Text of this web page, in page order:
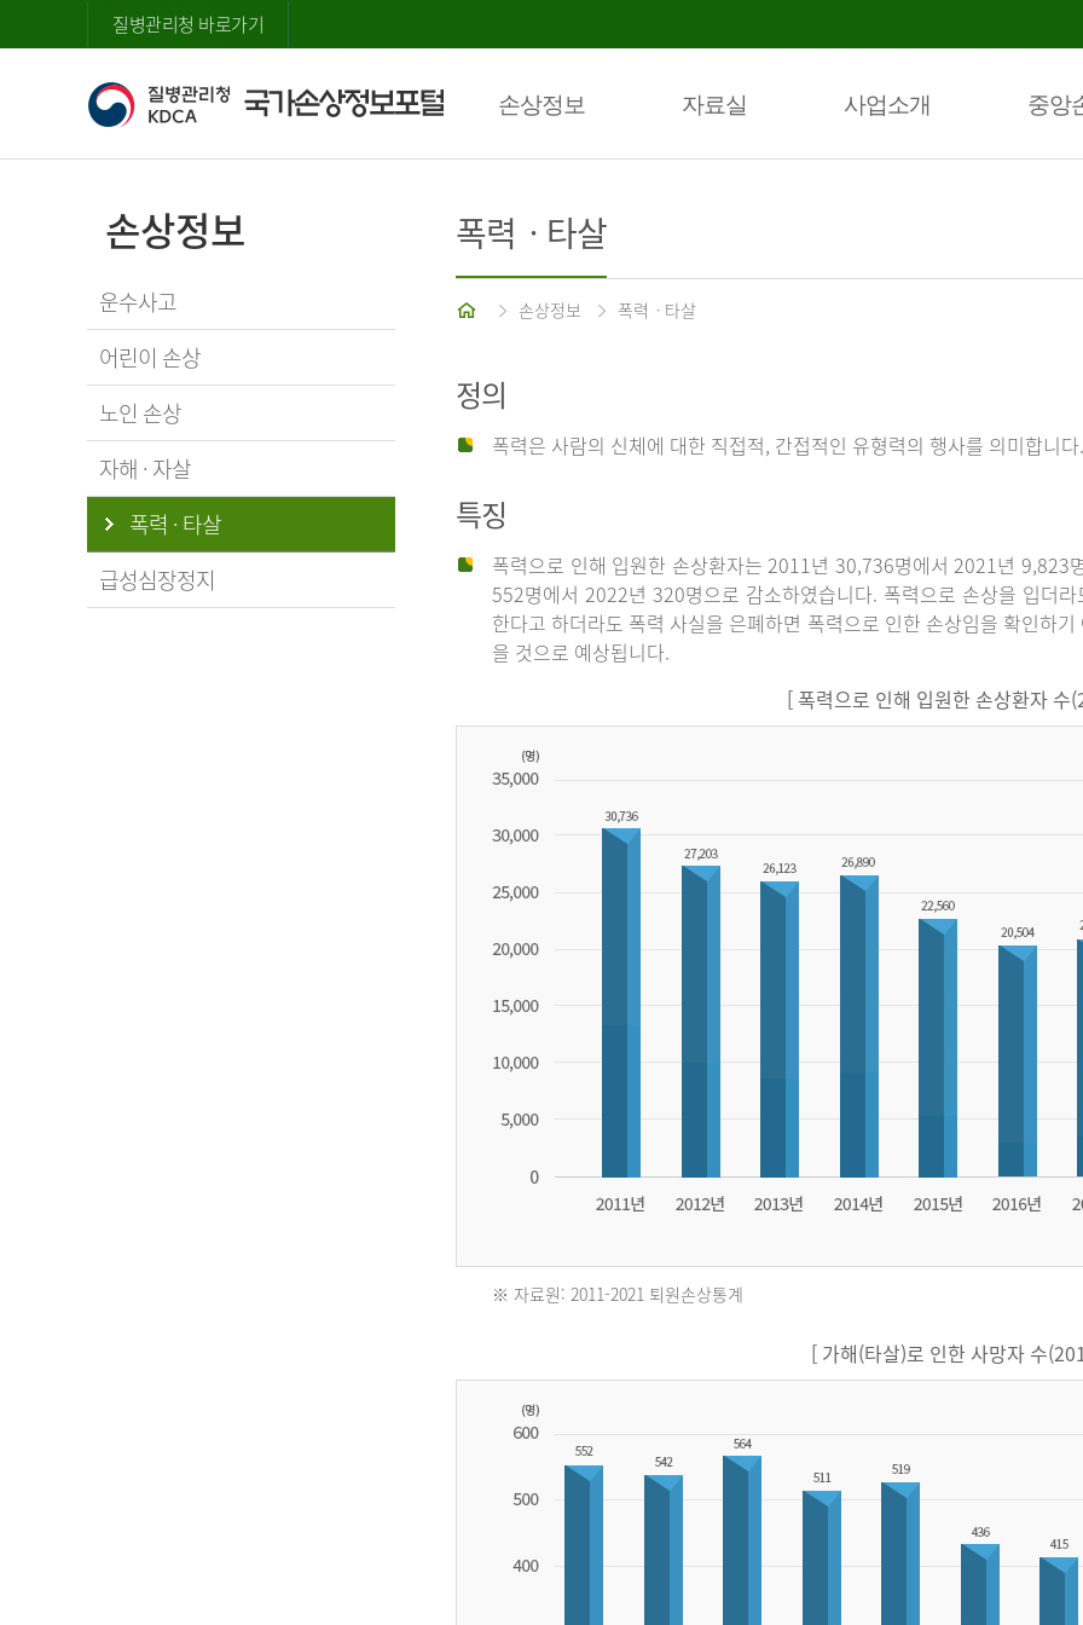
질병관리청 바로가기
손상정보 자료실 사업소개 중앙
손상정보
운수사고
어린이 손상
노인 손상
자해 · 자살
폭력 · 타살
급성심장정지
폭력ㆍ타살
홈 손상정보 폭력ㆍ타살
정의
폭력은 사람의 신체에 대한 직접적, 간접적인 유형력의 행사를 의미합니다.
특징
폭력으로 인해 입원한 손상환자는 2011년 30,736명에서 2021년 9,823
552명에서 2022년 320명으로 감소하였습니다. 폭력으로 손상을 입더
한다고 하더라도 폭력 사실을 은폐하면 폭력으로 인한 손상임을 확인하
을 것으로 예상됩니다.
[ 폭력으로 인해 입원한 손상환자
2011
※ 자료원: 2011-2021 퇴원손상통계
[ 가해(타살)로 인한 사망자 수